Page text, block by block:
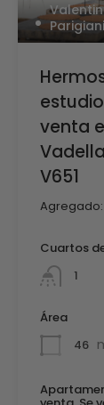
Parigiani
venta
V651
Agregado:
Cuartos
1
Área
46